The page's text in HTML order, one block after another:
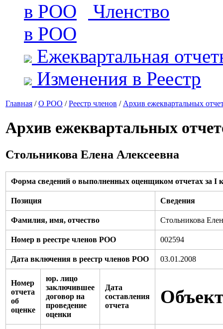
Членство
в РОО
Ежеквартальная
Изменения в Реестр
Главная /О РОО /Реестр членов / Архив ежеквартальных
Архив ежеквартальных
Стольникова Елена Алексеевна
Форма сведений о выполненных оценщиком отчетах за I
Позиция Сведения
Фамилия, имя, отчество Стольникова
Номер в реестре членов РОО 002594
Дата включения в реестр членов РОО 03.01.2008
Номер
отчета
об
оценке
юр. лицо
заключившее
договор на
проведение
оценки
Дата
составления
отчета